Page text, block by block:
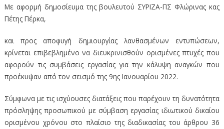
Με αφορμή δημοσίευμα της βουλευτού ΣΥΡΙΖΑ-ΠΣ Φλώρινας κας
Πέτης Πέρκα,
και προς αποφυγή δημιουργίας λανθασμένων εντυπώσεων,
κρίνεται επιβεβλημένο να διευκρινισθούν ορισμένες πτυχές που
αφορούν τις συμβάσεις εργασίας για την κάλυψη αναγκών που
προέκυψαν από τον σεισμό της 9ης Ιανουαρίου 2022.
Σύμφωνα με τις ισχύουσες διατάξεις που παρέχουν τη δυνατότητα
πρόσληψης προσωπικού με σύμβαση εργασίας ιδιωτικού δικαίου
ορισμένου χρόνου στο πλαίσιο της διαδικασίας του άρθρου 36